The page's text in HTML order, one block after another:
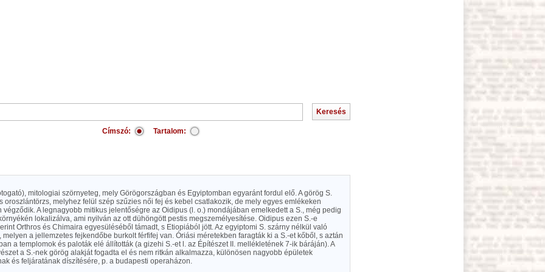
Címszó: Tartalom:
mitologiai szörnyeteg, mely Görögországban és Egyiptomban egyaránt fordul elő. A görög S.
oroszlántörzs, melyhez felül szép szűzies női fej és kebel csatlakozik, de mely egyes emlékeken
végződik. A legnagyobb mitikus jelentőségre az Oidipus (l. o.) mondájában emelkedett a S., még pedig
lokalizálva, ami nyilván az ott dühöngött pestis megszemélyesítése. Oidipus ezen S.-e
Orthros és Chimaira egyesüléséből támadt, s Etiopiából jött. Az egyiptomi S. szárny nélkül való
melyen a jellemzetes fejkendőbe burkolt férfifej van. Óriási méretekben faragták ki a S.-et kőből, s aztán
a templomok és paloták elé állították (a gizehi S.-et l. az Építészet II. mellékletének 7-ik báráján). A
a S.-nek görög alakját fogadta el és nem ritkán alkalmazza, különösen nagyobb épületek
és feljáratának díszítésére, p. a budapesti operaházon.